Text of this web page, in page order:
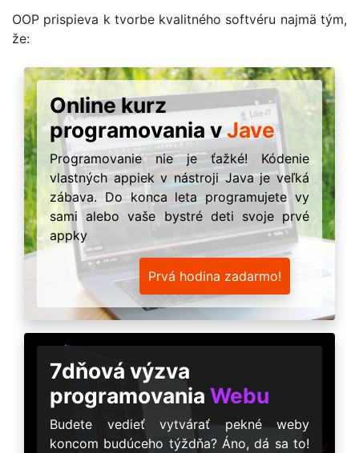
OOP prispieva k tvorbe kvalitného softvéru najmä tým,
že:
Online kurz
programovania vJave
Programovanie nie je ťažké! Kódenie
vlastných appiek v nástroji Java je veľká
zábava. Do konca leta programujete vy
sami alebo vaše bystré deti svoje prvé
appky
Prvá hodina zadarmo!
7dňová výzva
programovania Webu
Budete vedieť vytvárať pekné weby
koncom budúceho týždňa? Áno, dá sa to!